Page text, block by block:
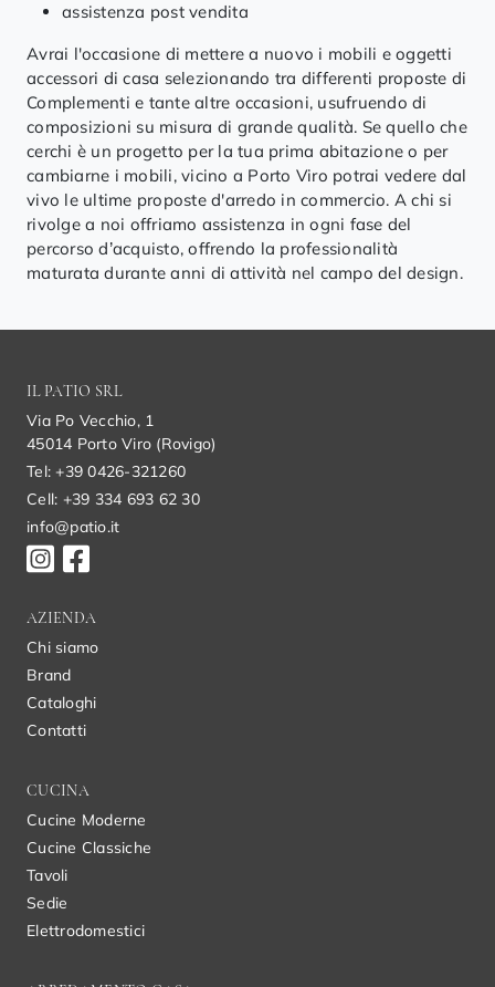
assistenza post vendita
Avrai l'occasione di mettere a nuovo i mobili e oggetti
accessori di casa selezionando tra differenti proposte di
Complementi e tante altre occasioni, usufruendo di
composizioni su misura di grande qualità. Se quello che
cerchi è un progetto per la tua prima abitazione o per
cambiarne i mobili, vicino a Porto Viro potrai vedere dal
vivo le ultime proposte d'arredo in commercio. A chi si
rivolge a noi offriamo assistenza in ogni fase del
percorso d’acquisto, offrendo la professionalità
maturata durante anni di attività nel campo del design.
IL PATIO SRL
Via Po Vecchio, 1
45014 Porto Viro (Rovigo)
Tel: +39 0426-321260
Cell: +39 334 693 62 30
info@patio.it
AZIENDA
Chi siamo
Brand
Cataloghi
Contatti
CUCINA
Cucine Moderne
Cucine Classiche
Tavoli
Sedie
Elettrodomestici